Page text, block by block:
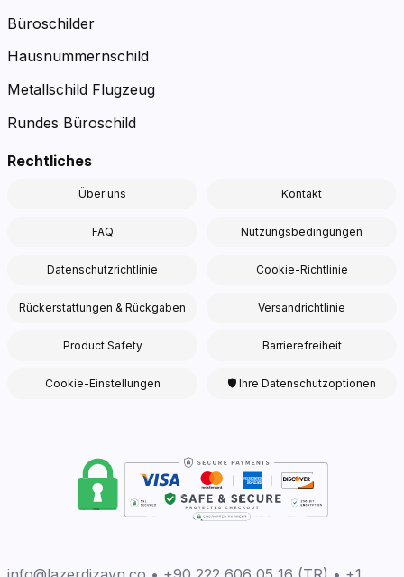
Büroschilder
Hausnummernschild
Metallschild Flugzeug
Rundes Büroschild
Rechtliches
Über uns Kontakt
FAQ Nutzungsbedingungen
Datenschutzrichtlinie Cookie-Richtlinie
Rückerstattungen & Rückgaben Versandrichtlinie
Product Safety Barrierefreiheit
Cookie-Einstellungen 🛡 Ihre Datenschutzoptionen